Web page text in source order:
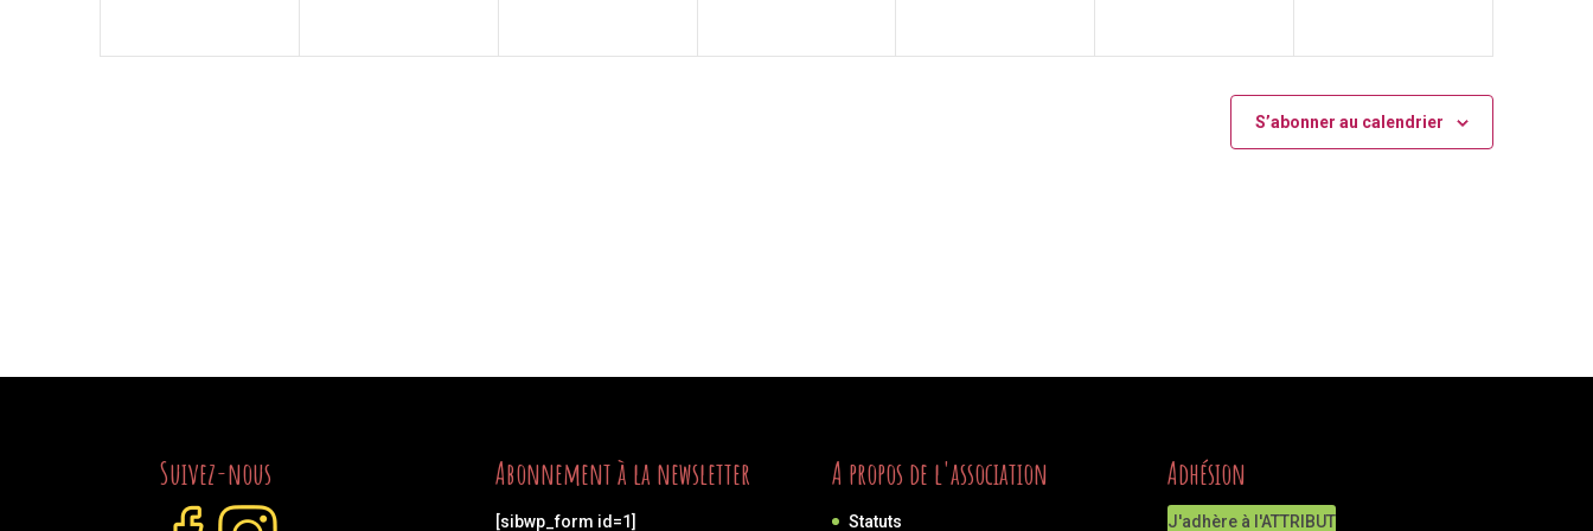
S’abonner au calendrier
Suivez-nous Abonnement à la newsletter
[sibwp_form id=1]
A propos de l'association
Statuts
Adhésion
J'adhère à l'ATTRIBUT